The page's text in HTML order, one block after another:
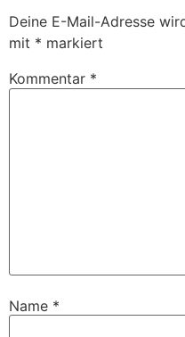
Deine E-Mail-Adresse
mit * markiert
Kommentar *
Name *